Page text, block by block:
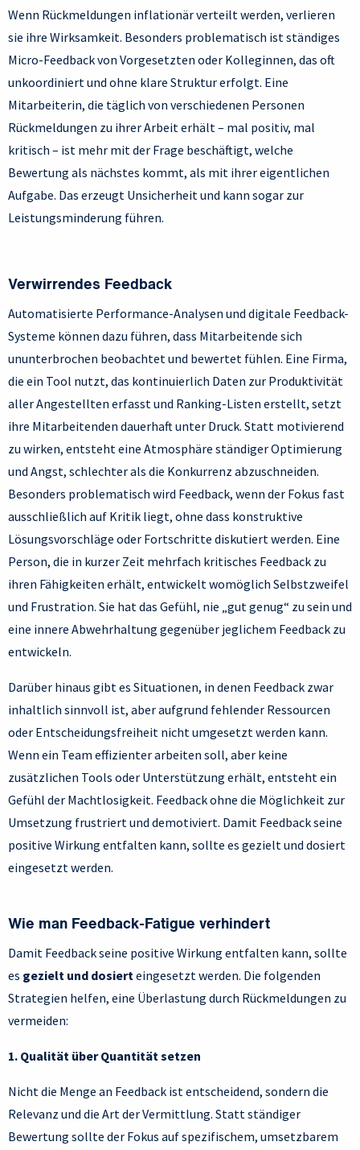
Wenn Rückmeldungen inflationär verteilt werden, verlieren
sie ihre Wirksamkeit. Besonders problematisch ist ständiges
Micro-Feedback von Vorgesetzten oder Kolleginnen, das oft
unkoordiniert und ohne klare Struktur erfolgt. Eine
Mitarbeiterin, die täglich von verschiedenen Personen
Rückmeldungen zu ihrer Arbeit erhält – mal positiv, mal
kritisch – ist mehr mit der Frage beschäftigt, welche
Bewertung als nächstes kommt, als mit ihrer eigentlichen
Aufgabe. Das erzeugt Unsicherheit und kann sogar zur
Leistungsminderung führen.
Verwirrendes Feedback
Automatisierte Performance-Analysen und digitale Feedback-
Systeme können dazu führen, dass Mitarbeitende sich
ununterbrochen beobachtet und bewertet fühlen. Eine Firma,
die ein Tool nutzt, das kontinuierlich Daten zur Produktivität
aller Angestellten erfasst und Ranking-Listen erstellt, setzt
ihre Mitarbeitenden dauerhaft unter Druck. Statt motivierend
zu wirken, entsteht eine Atmosphäre ständiger Optimierung
und Angst, schlechter als die Konkurrenz abzuschneiden.
Besonders problematisch wird Feedback, wenn der Fokus fast
ausschließlich auf Kritik liegt, ohne dass konstruktive
Lösungsvorschläge oder Fortschritte diskutiert werden. Eine
Person, die in kurzer Zeit mehrfach kritisches Feedback zu
ihren Fähigkeiten erhält, entwickelt womöglich Selbstzweifel
und Frustration. Sie hat das Gefühl, nie „gut genug“ zu sein und
eine innere Abwehrhaltung gegenüber jeglichem Feedback zu
entwickeln.
Darüber hinaus gibt es Situationen, in denen Feedback zwar
inhaltlich sinnvoll ist, aber aufgrund fehlender Ressourcen
oder Entscheidungsfreiheit nicht umgesetzt werden kann.
Wenn ein Team effizienter arbeiten soll, aber keine
zusätzlichen Tools oder Unterstützung erhält, entsteht ein
Gefühl der Machtlosigkeit. Feedback ohne die Möglichkeit zur
Umsetzung frustriert und demotiviert. Damit Feedback seine
positive Wirkung entfalten kann, sollte es gezielt und dosiert
eingesetzt werden.
Wie man Feedback-Fatigue verhindert
Damit Feedback seine positive Wirkung entfalten kann, sollte
es gezielt und dosierteingesetzt werden. Die folgenden
Strategien helfen, eine Überlastung durch Rückmeldungen zu
vermeiden:
1. Qualität über Quantität setzen
Nicht die Menge an Feedback ist entscheidend, sondern die
Relevanz und die Art der Vermittlung. Statt ständiger
Bewertung sollte der Fokus auf spezifischem, umsetzbarem